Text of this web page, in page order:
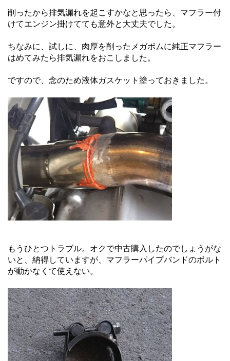
削ったから排気漏れを起こすかなと思ったら、マフラー付
けてエンジン掛けてても意外と大丈夫でした。
ちなみに、試しに、肉厚を削ったメガボムに純正マフラー
はめてみたら排気漏れをおこしました。
ですので、念のため液体ガスケット塗っておきました。
もうひとつトラブル。オクで中古購入したのでしょうがな
いと、納得していますが、マフラーパイプバンドのボルト
が動かなくて使えない。